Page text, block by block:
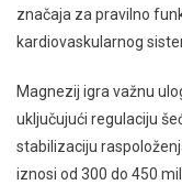
značaja za pravilno
kardiovaskularnog
Magnezij igra važnu
uključujući regulaciju
stabilizaciju
iznosi od 300 do 450